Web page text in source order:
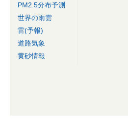
PM2.5分布予測
世界の雨雲
雷(予報)
道路気象
黄砂情報